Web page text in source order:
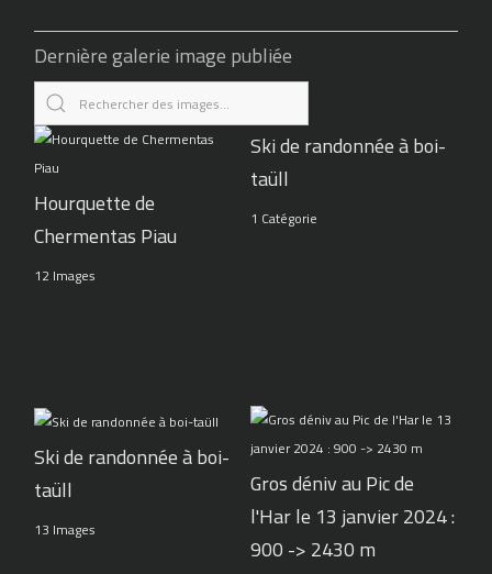
Dernière galerie image publiée
Hourquette de
Chermentas Piau
12 Images
Ski de randonnée à boi-
taüll
1 Catégorie
Ski de randonnée à boi-
taüll
13 Images
Gros déniv au Pic de
l'Har le 13 janvier 2024 :
900 -> 2430 m